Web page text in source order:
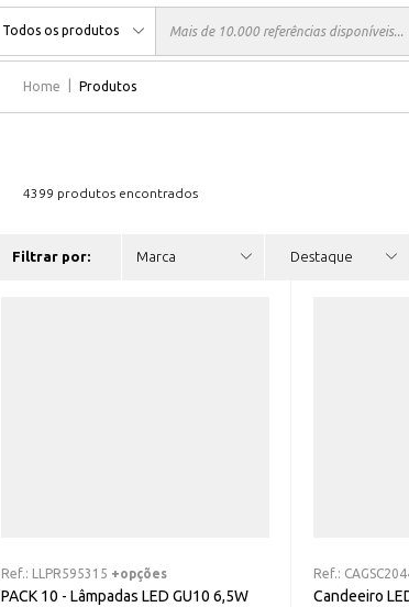
Home Produtos
Filtrar por:
4399 produtos encontrados
Ref.: LLPR595315 +opções
PACK 10 - Lâmpadas LED GU10 6,5W
Ref.:
Candeeiro